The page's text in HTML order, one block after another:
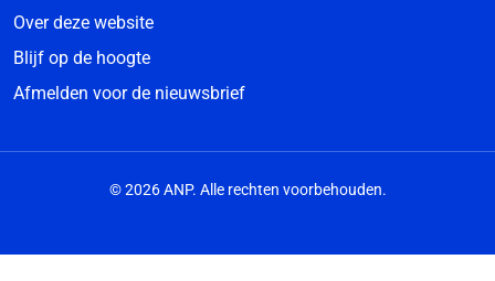
Over deze website
Blijf op de hoogte
Afmelden voor de nieuwsbrief
© 2026 ANP. Alle rechten voorbehouden.